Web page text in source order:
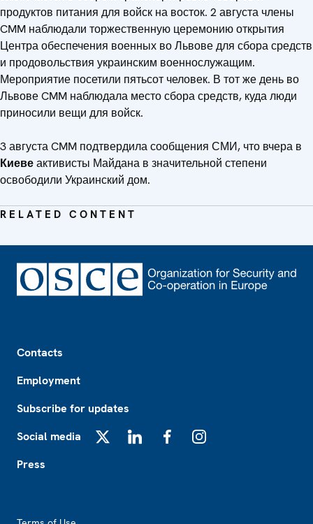
продуктов питания для войск на восток. 2 августа члены
CMM наблюдали торжественную церемонию открытия
Центра обеспечения военных во Львове для сбора средств
и продовольствия украинским военнослужащим.
Мероприятие посетили пятьсот человек. В тот же день во
Львове CMM наблюдала место сбора средств, куда люди
приносили вещи для войск.
3 августа CMM подтвердила сообщения СМИ, что вчера в
Киевеактивисты Майдана в значительной степени
освободили Украинский дом.
RELATED CONTENT
Contacts
Employment
Subscribe for updates
Social media
Press